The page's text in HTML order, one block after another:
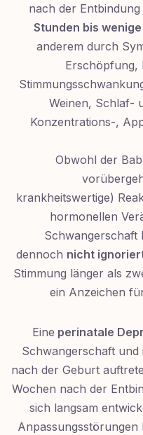
nach der
Stunden bis
anderem durch
Erschöpfung,
Weinen, Schlaf-
Konzentrations-,
Obwohl der
krankheitswertige)
hormonellen
Schwangerschaft
dennoch nicht
Stimmung länger als
ein Anzeichen
Eine perinatale
Schwangerschaft
nach der Geburt
Wochen nach der
sich langsam